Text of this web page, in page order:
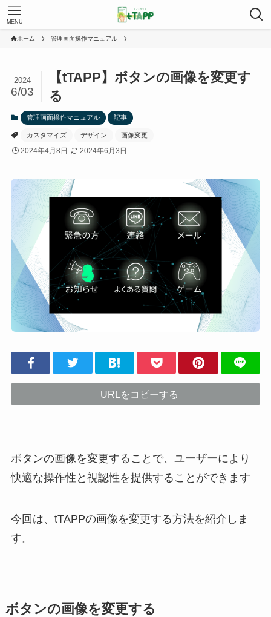
MENU
ホーム 管理画面操作マニュアル
【tTAPP】ボタンの画像を変更す
る
2024
6/03
管理画面操作マニュアル 記事
カスタマイズ デザイン 画像変更
2024年4月8日 2024年6月3日
URLをコピーする
ボタンの画像を変更することで、ユーザーにより
快適な操作性と視認性を提供することができます
今回は、tTAPPの画像を変更する方法を紹介しま
す。
ボタンの画像を変更する